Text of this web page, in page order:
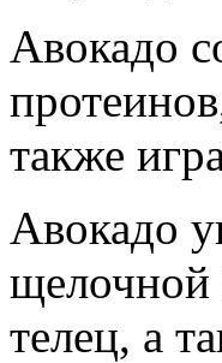
Авокадо
также
Авокадо
щелочной
телец, а